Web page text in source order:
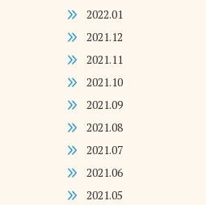
2022.01
2021.12
2021.11
2021.10
2021.09
2021.08
2021.07
2021.06
2021.05